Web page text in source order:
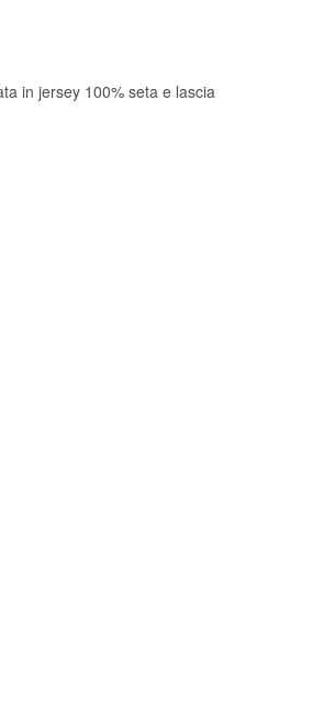
in jersey 100% seta e lascia